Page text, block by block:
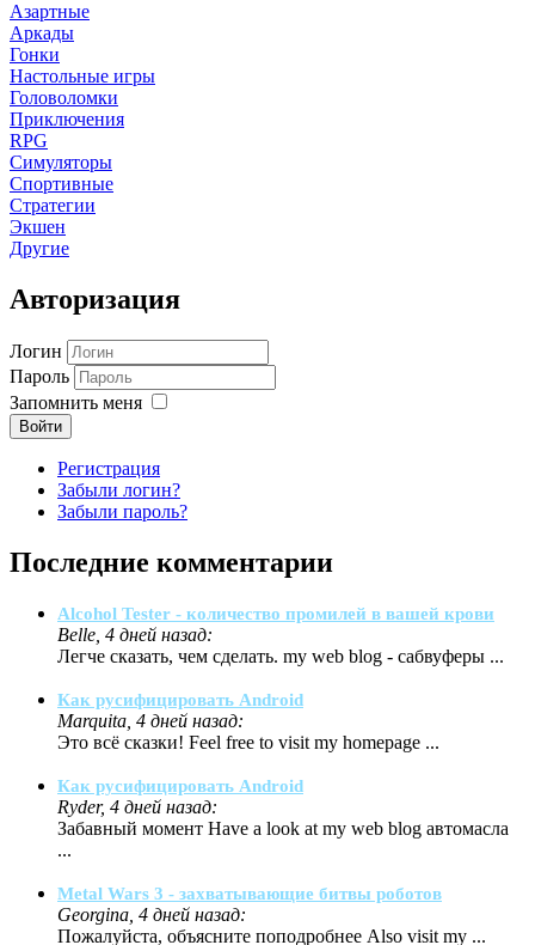
Азартные
Аркады
Гонки
Настольные игры
Головоломки
Приключения
RPG
Симуляторы
Спортивные
Стратегии
Экшен
Другие
Авторизация
Логин
Пароль
Запомнить меня
Войти
Регистрация
Забыли логин?
Забыли пароль?
Последние комментарии
Alcohol Tester - количество промилей в вашей крови
Belle, 4 дней назад:
Легче сказать, чем сделать. my web blog - сабвуферы ...
Как русифицировать Android
Marquita, 4 дней назад:
Это всё сказки! Feel free to visit my homepage ...
Как русифицировать Android
Ryder, 4 дней назад:
Забавный момент Have a look at my web blog автомасла
...
Metal Wars 3 - захватывающие битвы роботов
Georgina, 4 дней назад:
Пожалуйста, объясните поподробнее Also visit my ...